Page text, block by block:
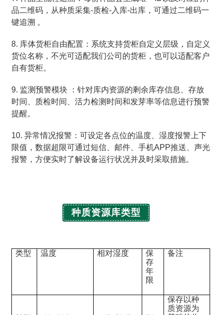
品二维码，从种质采集-质检-入库-出库，可通过二维码一
键追溯 。
8. 库体货柜自由配置：系统支持货柜自定义层级，自定义
货位名称，不光可适配我们公司的货柜，也可以适配客户
自有货柜。
9. 监测预警模块 ：针对库内资源的剩余库存信息、存放
时间、质检时间、活力检测时间和发芽率等信息进行预警
提醒。
10. 异常情况报警：可设定各点位的温度、湿度报警上下
限值，数据超限可通过短信、邮件、手机APP推送、声光
报警，方便实时了解设备运行状况并及时采取措施。
种质资源库类型
类型 温度 相对湿度
保
存
年
限
备注
保存以种
质资源为